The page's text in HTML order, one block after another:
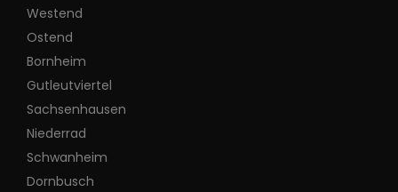
Westend
Ostend
Bornheim
Gutleutviertel
Sachsenhausen
Niederrad
Schwanheim
Dornbusch